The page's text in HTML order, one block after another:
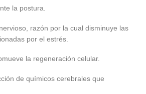
la postura.
razón por la cual disminuye las
por el estrés.
la regeneración celular.
de químicos cerebrales que